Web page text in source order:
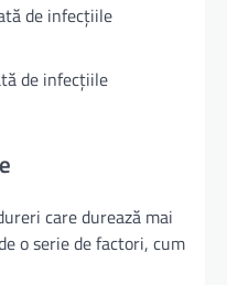
de infecțiile
de infecțiile
care durează mai
o serie de factori, cum